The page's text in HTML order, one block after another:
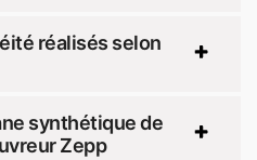
réalisés selon
synthétique de
Zepp